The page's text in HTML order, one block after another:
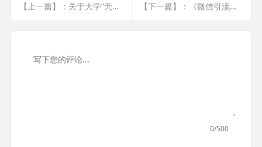
【上一篇】：关于大学“无用论”，我不这么认为 【下一篇】：《微信引流与变现》PDF版
0/500